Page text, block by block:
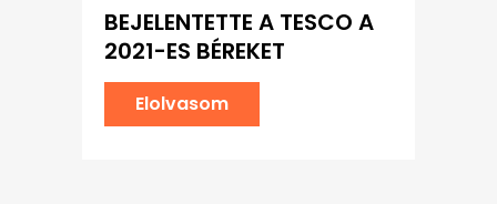
BEJELENTETTE A TESCO A
2021-ES BÉREKET
Elolvasom